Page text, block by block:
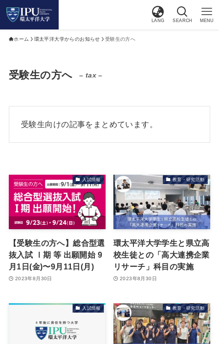
LANG SEARCH MENU
ホーム 環太平洋大学からのお知らせ 受験生の方へ
受験生の方へ – tax –
受験生向けの記事をまとめています。
入試情報
【受験生の方へ】総合型選
抜入試 Ⅰ期 等 出願開始 9
月1日(金)〜9月11日(月)
2023年8月30日
教育・研究活動
環太平洋大学学生と県立高
校生徒との「高大連携企業
リサーチ」科目の実施
2023年8月30日
入試情報 教育・研究活動